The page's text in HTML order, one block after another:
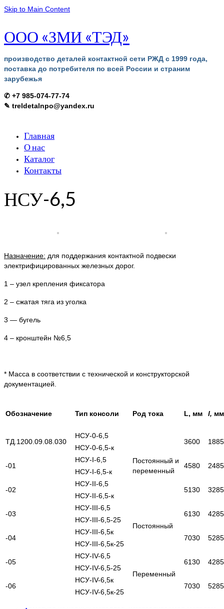
Skip to Main Content
ООО «ЗМИ «ТЭД»
производство деталей контактной сети РЖД с 1999 года,
поставка до потребителя по всей России и страним
зарубежья
✆ +7 985-074-77-74
✎ treldetalnpo@yandex.ru
Главная
О нас
Каталог
Контакты
НСУ-6,5
Назначение: для поддержания контактной подвески
электрифицированных железных дорог.
1 – узел крепления фиксатора
2 – сжатая тяга из уголка
3 — бугель
4 – кронштейн №6,5
* Масса в соответствии с технической и конструкторской
документацией.
Обозначение Тип консоли Род тока L, мм l, мм
ТД.1200.09.08.030
НСУ-0-6,5
Постоянный и
переменный
3600 1885
НСУ-0-6,5-к
-01
НСУ-I-6,5
4580 2485
НСУ-I-6,5-к
-02
НСУ-II-6,5
5130 3285
НСУ-II-6,5-к
-03
НСУ-III-6,5
Постоянный
6130 4285
НСУ-III-6,5-25
-04
НСУ-III-6,5к
7030 5285
НСУ-III-6,5к-25
-05
НСУ-IV-6,5
Переменный
6130 4285
НСУ-IV-6,5-25
-06
НСУ-IV-6,5к
7030 5285
НСУ-IV-6,5к-25